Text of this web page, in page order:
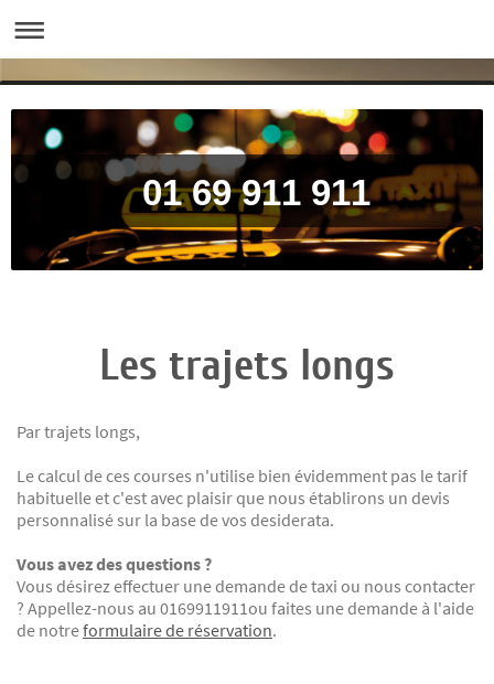
01 69
Les trajets longs
Par trajets longs,
Le calcul de ces courses n'utilise bien évidemment pas le tarif
habituelle et c'est avec plaisir que nous établirons un devis
personnalisé sur la base de vos desiderata.
Vous avez des questions ?
Vous désirez effectuer une demande de taxi ou nous contacter
? Appellez-nous au 0169911911ou faites une demande à l'aide
de notreformulaire de réservation.